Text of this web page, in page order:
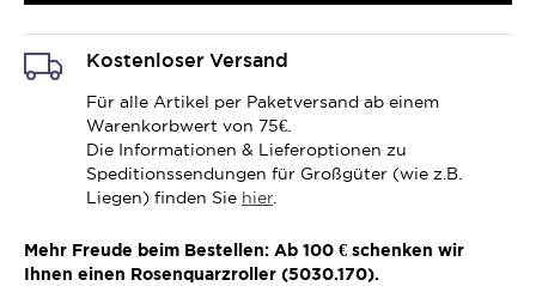
Kostenloser Versand
Für alle Artikel per Paketversand ab einem
Warenkorbwert von 75€.
Die Informationen & Lieferoptionen zu
Speditionssendungen für Großgüter (wie z.B.
Liegen) finden Sie hier.
Mehr Freude beim Bestellen: Ab 100 € schenken wir
Ihnen einen Rosenquarzroller (5030.170).